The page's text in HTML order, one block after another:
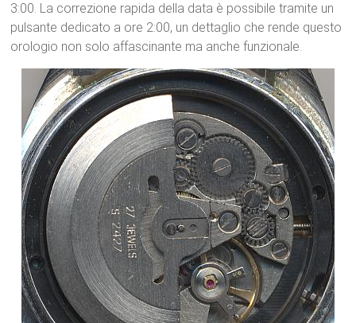
3:00. La correzione rapida della data è possibile tramite un
pulsante dedicato a ore 2:00, un dettaglio che rende questo
orologio non solo affascinante ma anche funzionale.